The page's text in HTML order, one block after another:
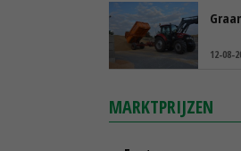
12-08-
MARKTPRIJZEN